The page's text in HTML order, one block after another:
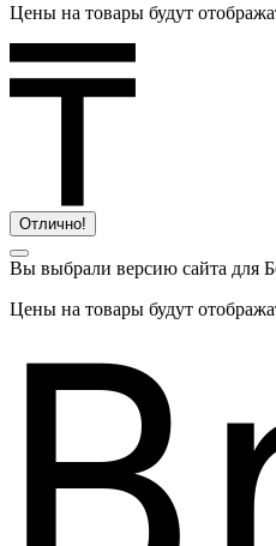
Цены на товары будут
Отлично!
Вы выбрали версию сайта для
Цены на товары будут